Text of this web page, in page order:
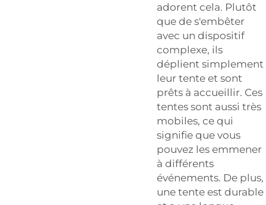
adorent cela. Plutôt
que de s'embêter
avec un dispositif
complexe, ils
déplient simplement
leur tente et sont
prêts à accueillir. Ces
tentes sont aussi très
mobiles, ce qui
signifie que vous
pouvez les emmener
à différents
événements. De plus,
une tente est durable